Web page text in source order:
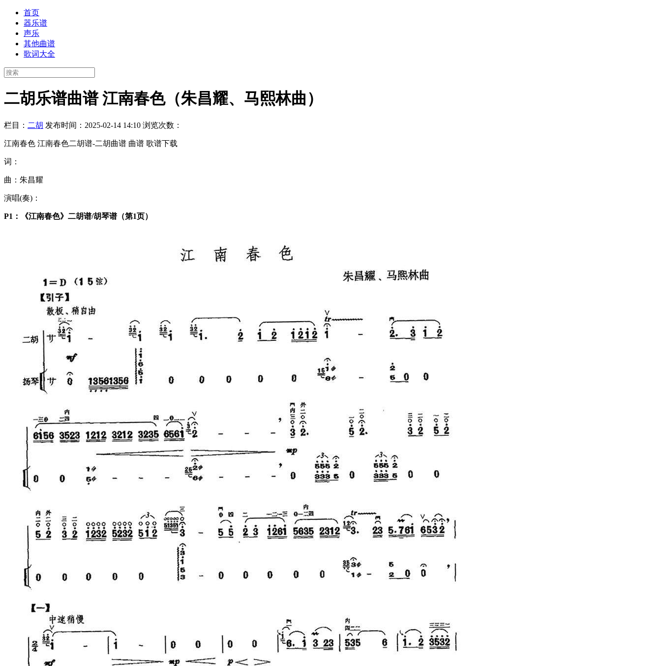
首页
器乐谱
声乐
其他曲谱
歌词大全
二胡乐谱曲谱 江南春色（朱昌耀、马熙林曲）
栏目： 二胡 发布时间：2025-02-14 14:10 浏览次数：
江南春色 江南春色二胡谱-二胡曲谱 曲谱 歌谱下载
词：
曲：朱昌耀
演唱(奏)：
P1：《江南春色》二胡谱/胡琴谱（第1页）